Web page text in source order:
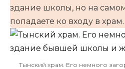
здание школы, но на
попадаете ко входу в храм.
Тынский храм. Его немного